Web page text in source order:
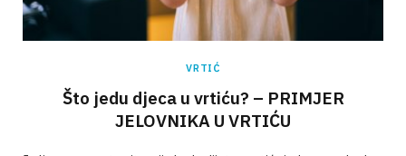
VRTIĆ
Što jedu djeca u vrtiću? – PRIMJER
JELOVNIKA U VRTIĆU